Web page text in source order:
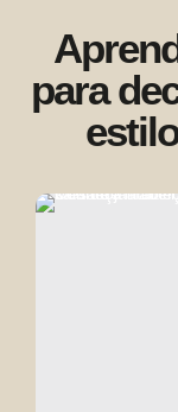
para